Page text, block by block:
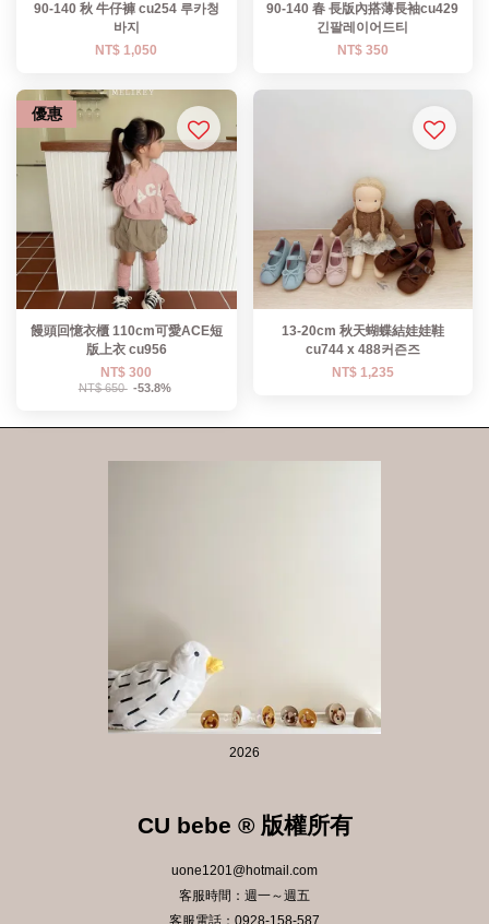
90-140 秋 牛仔褲 cu254 루카청
바지
NT$ 1,050
90-140 春 長版內搭薄長袖cu429
긴팔레이어드티
NT$ 350
優惠
饅頭回憶衣櫃 110cm可愛ACE短
版上衣 cu956
NT$ 300
NT$ 650 -53.8%
13-20cm 秋天蝴蝶結娃娃鞋
cu744 x 488커즌즈
NT$ 1,235
2026
CU bebe ® 版權所有
uone1201@hotmail.com
客服時間：週一～週五